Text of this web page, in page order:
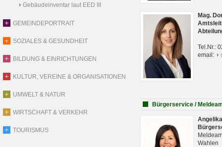
Gebäudeinventar laut EED III
GEMEINDEPORTRAIT
SOZIALES & GESUNDHEIT
BILDUNG & EINRICHTUNGEN
KULTUR, VEREINE & ORGANISATIONEN
UMWELT & NATUR
WIRTSCHAFT & VERKEHR
TOURISMUS
Mag.
Tel.Nr.:
email:
Bürgerservice /
Wahlen